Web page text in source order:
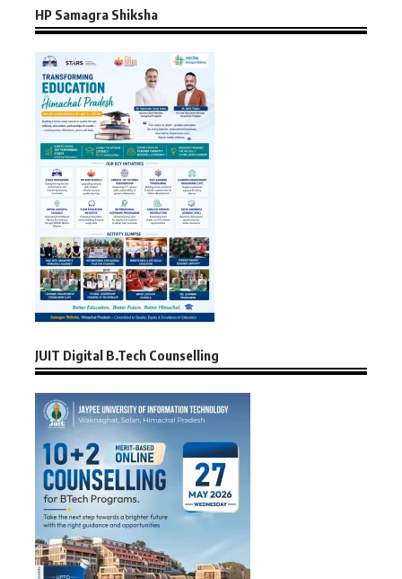
HP Samagra Shiksha
JUIT Digital B.Tech Counselling